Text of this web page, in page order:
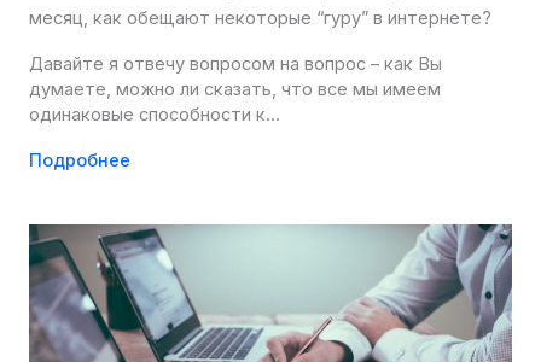
месяц, как обещают некоторые “гуру” в интернете?
Давайте я отвечу вопросом на вопрос – как Вы
думаете, можно ли сказать, что все мы имеем
одинаковые способности к…
Подробнее